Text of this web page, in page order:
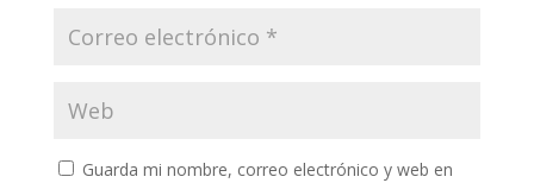
Guarda mi nombre, correo electrónico y web en